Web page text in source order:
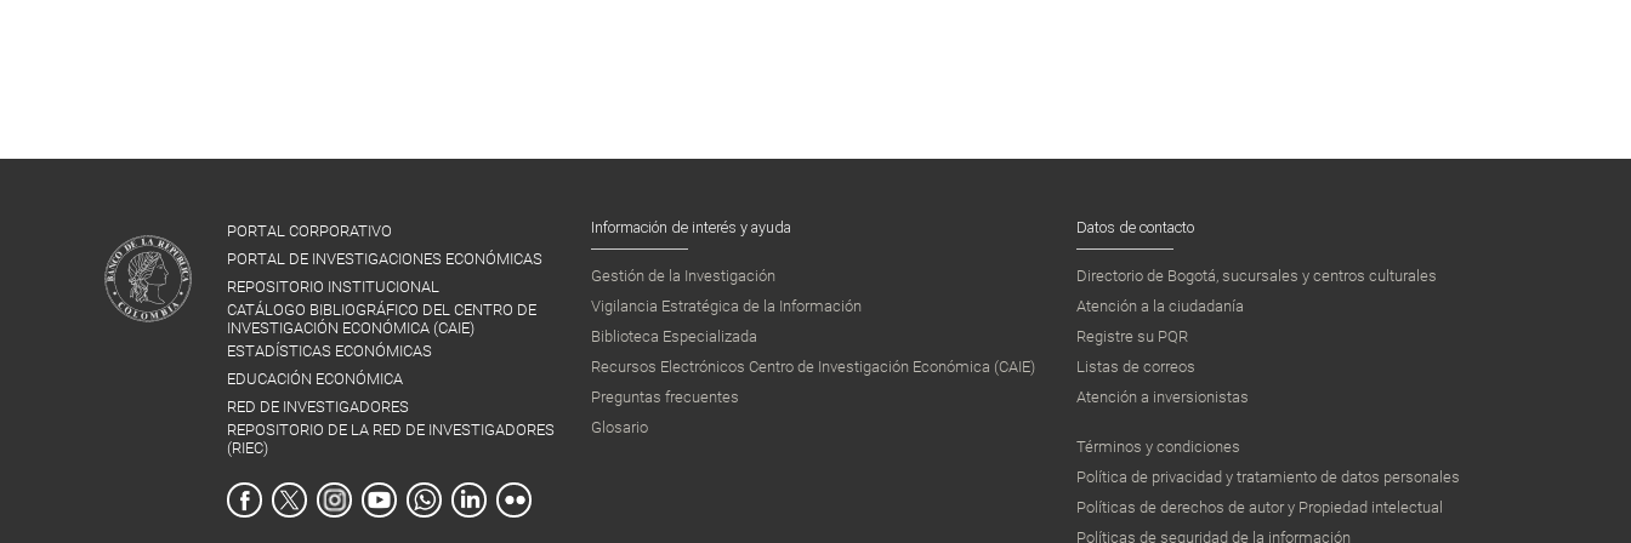
PORTAL CORPORATIVO
PORTAL DE INVESTIGACIONES ECONÓMICAS
REPOSITORIO INSTITUCIONAL
CATÁLOGO BIBLIOGRÁFICO DEL CENTRO DE
INVESTIGACIÓN ECONÓMICA (CAIE)
ESTADÍSTICAS ECONÓMICAS
EDUCACIÓN ECONÓMICA
RED DE INVESTIGADORES
REPOSITORIO DE LA RED DE INVESTIGADORES
(RIEC)
Información de interés y ayuda
Gestión de la Investigación
Vigilancia Estratégica de la Información
Biblioteca Especializada
Recursos Electrónicos Centro de Investigación Económica (CAIE)
Preguntas frecuentes
Glosario
Datos de contacto
Directorio de Bogotá, sucursales y centros culturales
Atención a la ciudadanía
Registre su PQR
Listas de correos
Atención a inversionistas
Términos y condiciones
Política de privacidad y tratamiento de datos personales
Políticas de derechos de autor y Propiedad intelectual
Políticas de seguridad de la información